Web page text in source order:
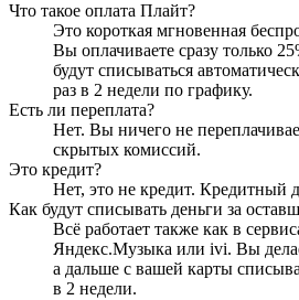
Что такое оплата Плайт?
Это короткая мгновенная
Вы оплачиваете сразу только 25
будут списываться
раз в 2 недели по графику.
Есть ли переплата?
Нет. Вы ничего не
скрытых комиссий.
Это кредит?
Нет, это не кредит. Кредитный
Как будут списывать деньги за
Всё работает также как в
Яндекс.Музыка или ivi. Вы
а дальше с вашей карты
в 2 недели.